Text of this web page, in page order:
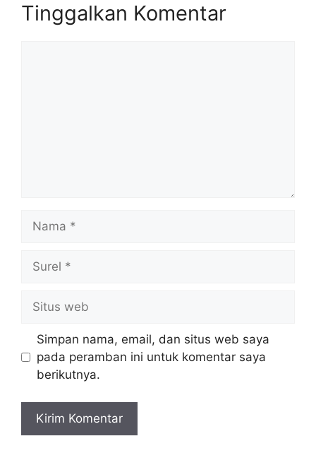
Tinggalkan Komentar
Nama
Surel
Situs
web
Simpan nama, email, dan situs web saya
pada peramban ini untuk komentar saya
berikutnya.